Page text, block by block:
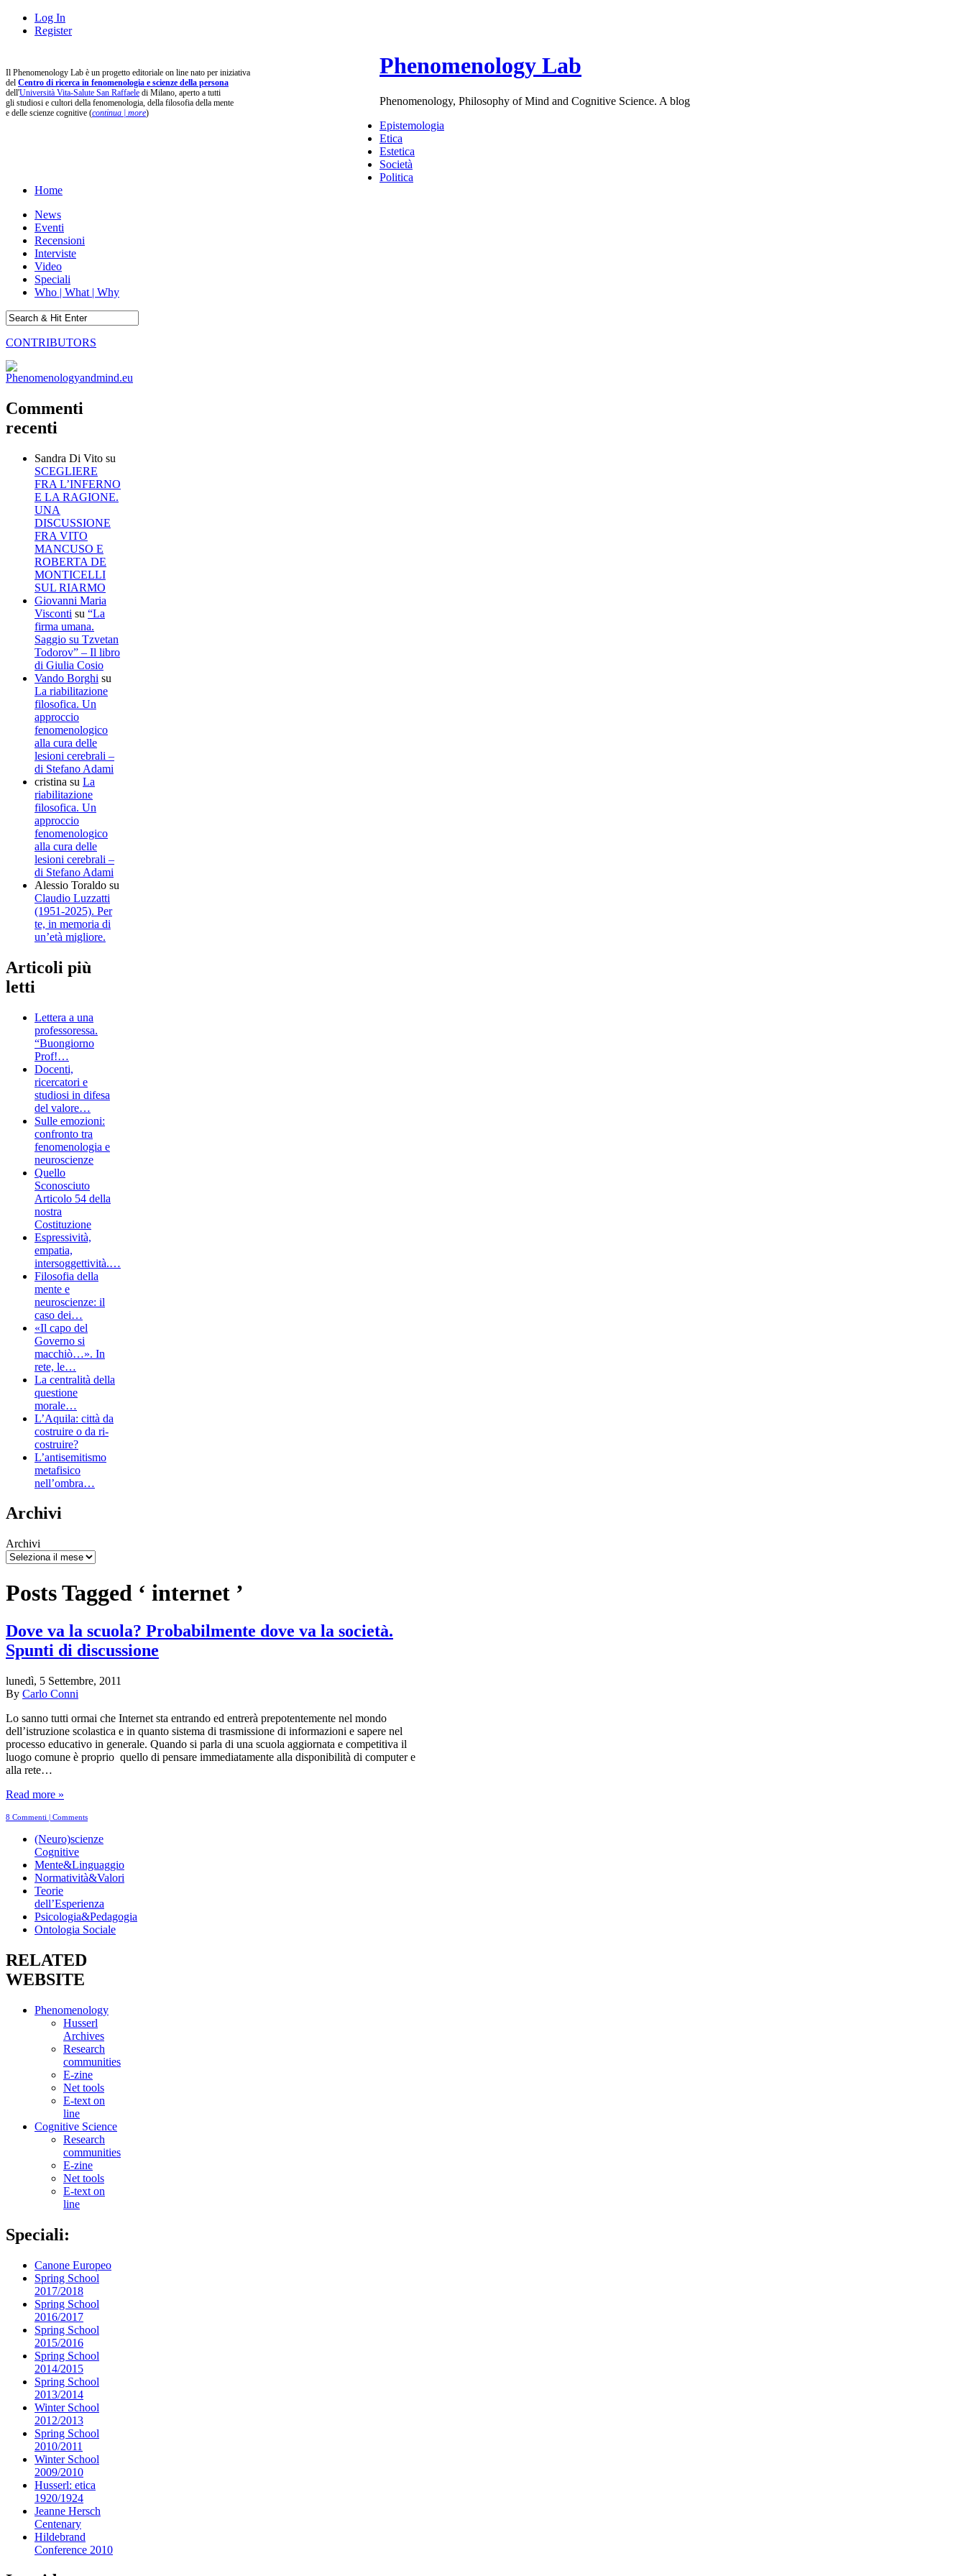
Log In
Register
Il Phenomenology Lab è un progetto editoriale on line nato per iniziativa
del Centro di ricerca in fenomenologia e scienze della persona
dell'Università Vita-Salute San Raffaele di Milano, aperto a tutti
gli studiosi e cultori della fenomenologia, della filosofia della mente
e delle scienze cognitive (continua | more)
Phenomenology Lab
Phenomenology, Philosophy of Mind and Cognitive Science. A blog
Epistemologia
Etica
Estetica
Società
Politica
Home
News
Eventi
Recensioni
Interviste
Video
Speciali
Who | What | Why
CONTRIBUTORS
Commenti
recenti
Sandra Di Vito su
SCEGLIERE
FRA L’INFERNO
E LA RAGIONE.
UNA
DISCUSSIONE
FRA VITO
MANCUSO E
ROBERTA DE
MONTICELLI
SUL RIARMO
Giovanni Maria
Visconti su “La
firma umana.
Saggio su Tzvetan
Todorov” – Il libro
di Giulia Cosio
Vando Borghi su
La riabilitazione
filosofica. Un
approccio
fenomenologico
alla cura delle
lesioni cerebrali –
di Stefano Adami
cristina su La
riabilitazione
filosofica. Un
approccio
fenomenologico
alla cura delle
lesioni cerebrali –
di Stefano Adami
Alessio Toraldo su
Claudio Luzzatti
(1951-2025). Per
te, in memoria di
un’età migliore.
Articoli più
letti
Lettera a una
professoressa.
“Buongiorno
Prof!…
Docenti,
ricercatori e
studiosi in difesa
del valore…
Sulle emozioni:
confronto tra
fenomenologia e
neuroscienze
Quello
Sconosciuto
Articolo 54 della
nostra
Costituzione
Espressività,
empatia,
intersoggettività.…
Filosofia della
mente e
neuroscienze: il
caso dei…
«Il capo del
Governo si
macchiò…». In
rete, le…
La centralità della
questione
morale…
L’Aquila: città da
costruire o da ri-
costruire?
L’antisemitismo
metafisico
nell’ombra…
Archivi
Archivi
Posts Tagged ‘ internet ’
Dove va la scuola? Probabilmente dove va la società.
Spunti di discussione
lunedì, 5 Settembre, 2011
By Carlo Conni
Lo sanno tutti ormai che Internet sta entrando ed entrerà prepotentemente nel mondo
dell’istruzione scolastica e in quanto sistema di trasmissione di informazioni e sapere nel
processo educativo in generale. Quando si parla di una scuola aggiornata e competitiva il
luogo comune è proprio quello di pensare immediatamente alla disponibilità di computer e
alla rete…
Read more »
8 Commenti | Comments
(Neuro)scienze
Cognitive
Mente&Linguaggio
Normatività&Valori
Teorie
dell’Esperienza
Psicologia&Pedagogia
Ontologia Sociale
RELATED
WEBSITE
Phenomenology
Husserl
Archives
Research
communities
E-zine
Net tools
E-text on
line
Cognitive Science
Research
communities
E-zine
Net tools
E-text on
line
Speciali:
Canone Europeo
Spring School
2017/2018
Spring School
2016/2017
Spring School
2015/2016
Spring School
2014/2015
Spring School
2013/2014
Winter School
2012/2013
Spring School
2010/2011
Winter School
2009/2010
Husserl: etica
1920/1924
Jeanne Hersch
Centenary
Hildebrand
Conference 2010